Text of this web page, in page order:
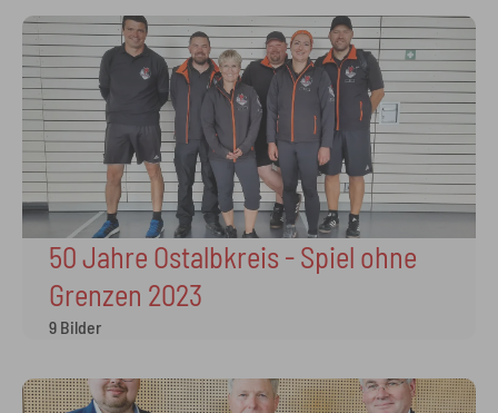
50 Jahre Ostalbkreis - Spiel ohne
Grenzen 2023
9 Bilder